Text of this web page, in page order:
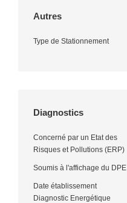
Autres
Type de Stationnement
Diagnostics
Concerné par un Etat des
Risques et Pollutions (ERP)
Soumis à l'affichage du DPE
Date établissement
Diagnostic Energétique